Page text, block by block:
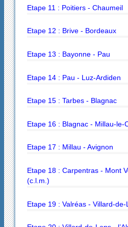
Etape 11 : Poitiers - Chaumeil
Etape 12 : Brive - Bordeaux
Etape 13 : Bayonne - Pau
Etape 14 : Pau - Luz-Ardiden
Etape 15 : Tarbes - Blagnac
Etape 16 : Blagnac - Millau-le-
Etape 17 : Millau - Avignon
Etape 18 : Carpentras - Mont
(c.l.m.)
Etape 19 : Valréas - Villard-de-